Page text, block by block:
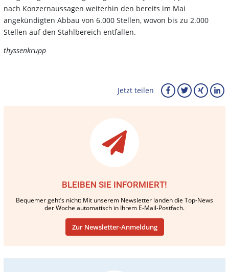
nach Konzernaussagen weiterhin den bereits im Mai
angekündigten Abbau von 6.000 Stellen, wovon bis zu 2.000
Stellen auf den Stahlbereich entfallen.
thyssenkrupp
Jetzt teilen
BLEIBEN SIE INFORMIERT!
Bequemer geht’s nicht: Mit unserem Newsletter landen die Top-News
der Woche automatisch in Ihrem E-Mail-Postfach.
Zur Newsletter-Anmeldung